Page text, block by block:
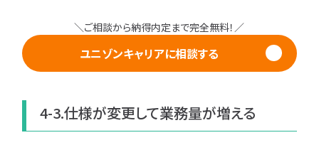
＼ご相談から納得内定まで完全無料！／
ユニゾンキャリアに相談する
4-3.仕様が変更して業務量が増える